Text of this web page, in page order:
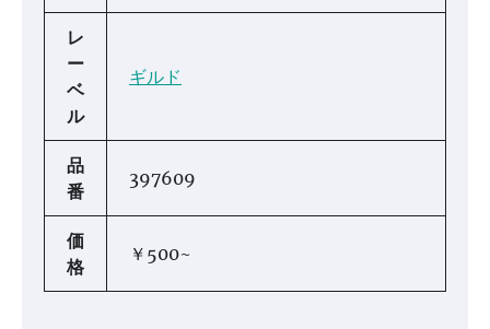
レ
ー
ベ
ル
ギルド
品
番
397609
価
格
￥500~